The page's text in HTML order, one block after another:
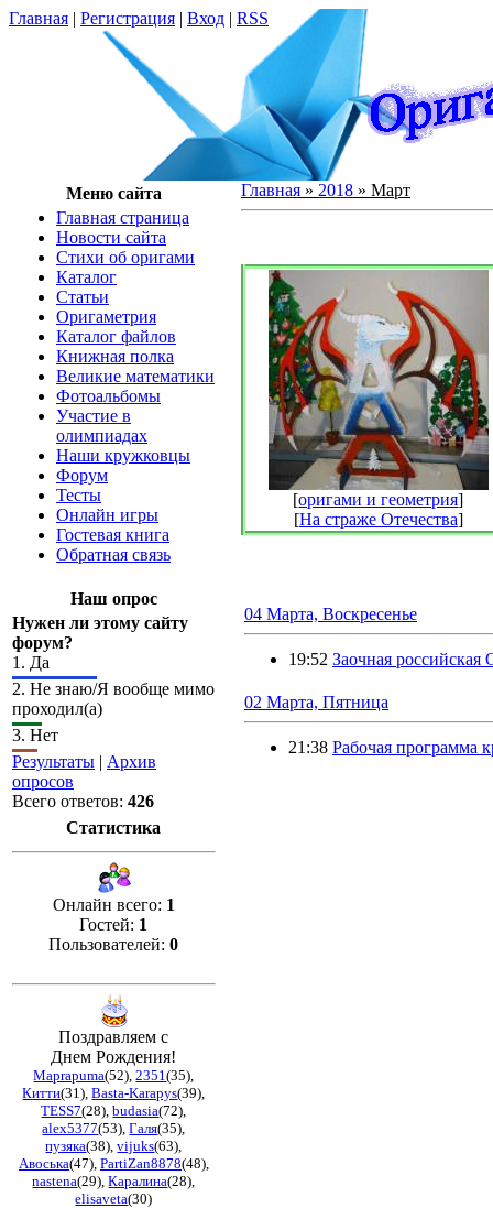
Главная | Регистрация | Вход | RSS
Меню сайта
Главная страница
Новости сайта
Cтихи об оригами
Каталог
Статьи
Оригаметрия
Каталог файлов
Книжная полка
Великие математики
Фотоальбомы
Участие в
олимпиадах
Наши кружковцы
Форум
Тесты
Онлайн игры
Гостевая книга
Обратная связь
Наш опрос
Нужен ли этому сайту
форум?
1. Да
2. Не знаю/Я вообще мимо
проходил(а)
3. Нет
Результаты | Архив
опросов
Всего ответов: 426
Статистика
Онлайн всего: 1
Гостей: 1
Пользователей:0
Поздравляем с
Днем Рождения!
Maprapuma(52),2351(35),
Китти(31),Basta-Karapys(39),
TESS7(28),budasia(72),
alex5377(53),Галя(35),
пузяка(38),vijuks(63),
Авоська(47), PartiZan8878(48),
nastena(29),Каралина(28),
elisaveta(30)
Главная » 2018 » Март
[оригами и геометрия]
[На страже Отечества]
04 Марта, Воскресенье
19:52 Заочная
02 Марта, Пятница
21:38 Рабочая программа